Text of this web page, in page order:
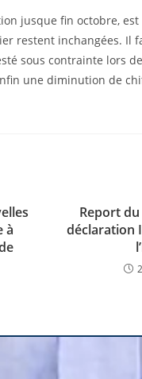
jusque fin octobre, est
restent inchangées. Il
sous contrainte lors
une diminution de
à
Report
déclaration